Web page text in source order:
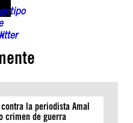
la periodista Amal
crimen de guerra